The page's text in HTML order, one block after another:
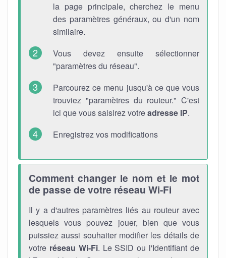
la page principale, cherchez le menu
des paramètres généraux, ou d'un nom
similaire.
Vous devez ensuite sélectionner
"paramètres du réseau".
Parcourez ce menu jusqu'à ce que vous
trouviez "paramètres du routeur." C'est
ici que vous saisirez votreadresse IP.
Enregistrez vos modifications
Comment changer le nom et le mot
de passe de votre réseau Wi-Fi
Il y a d'autres paramètres liés au routeur avec
lesquels vous pouvez jouer, bien que vous
puissiez aussi souhaiter modifier les détails de
votre réseau Wi-Fi. Le SSID ou l'Identifiant de